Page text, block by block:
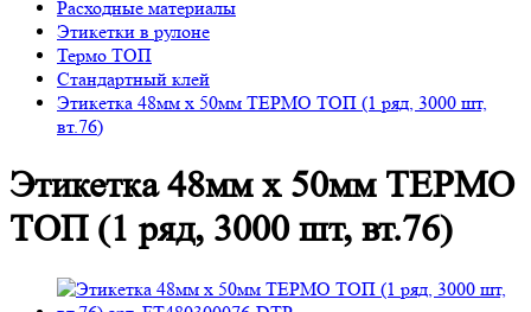
Расходные материалы
Этикетки в рулоне
Термо ТОП
Стандартный клей
Этикетка 48мм х 50мм ТЕРМО ТОП (1 ряд, 3000 шт,
вт.76)
Этикетка 48мм х 50мм ТЕРМО
ТОП (1 ряд, 3000 шт, вт.76)